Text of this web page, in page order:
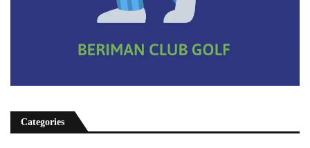
Categories